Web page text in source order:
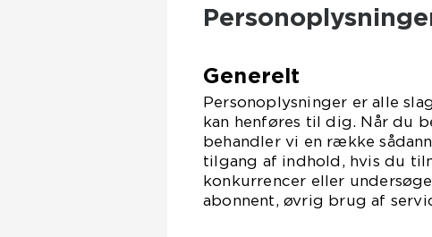
Generelt
Personoplysninger er alle
kan henføres til dig. Når du
behandler vi en række
tilgang af indhold, hvis du
konkurrencer eller
abonnent, øvrig brug af